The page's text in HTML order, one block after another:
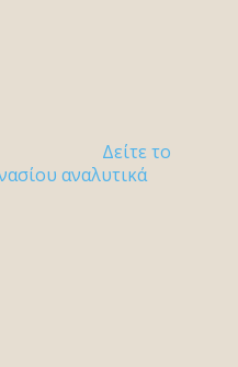
Δείτε το
αναλυτικά